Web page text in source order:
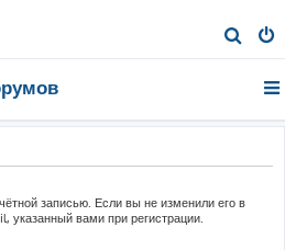
о
записью. Если вы не изменили его в
указанный вами при регистрации.